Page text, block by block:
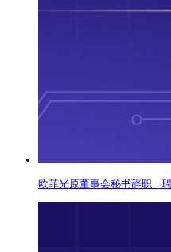
欧菲光原董事会秘书辞职，